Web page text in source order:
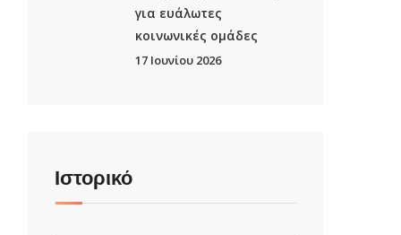
για ευάλωτες
κοινωνικές ομάδες
17 Ιουνίου 2026
Ιστορικό